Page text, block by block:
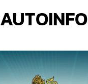
AUTOINFO